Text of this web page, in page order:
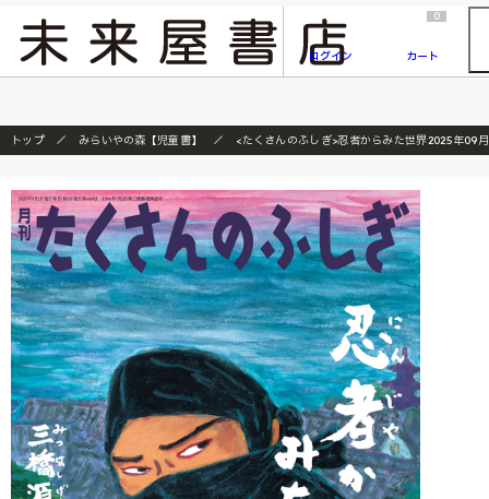
『ONE PIECE magazine 021 ONE PIECEカード付き同梱版』発売延期のご案内
ログイン
0
カート
トップ みらいやの森【児童書】 <たくさんのふしぎ>忍者からみた世界2025年09